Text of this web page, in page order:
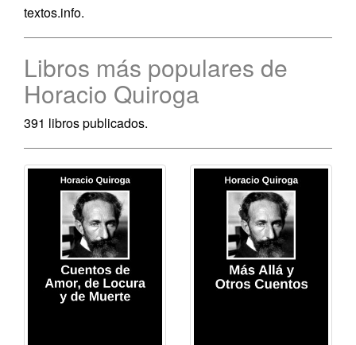
textos.info.
Libros más populares de
Horacio Quiroga
391 libros publicados.